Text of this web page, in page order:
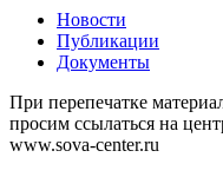
Новости
Публикации
Документы
При перепечатке
просим ссылаться на
www.sova-center.ru